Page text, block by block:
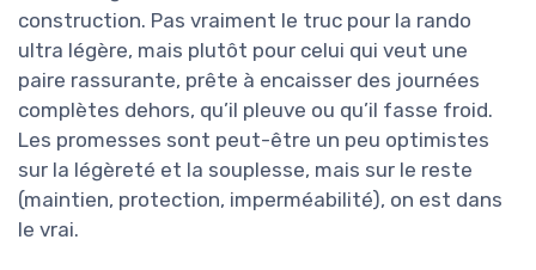
construction. Pas vraiment le truc pour la rando
ultra légère, mais plutôt pour celui qui veut une
paire rassurante, prête à encaisser des journées
complètes dehors, qu’il pleuve ou qu’il fasse froid.
Les promesses sont peut-être un peu optimistes
sur la légèreté et la souplesse, mais sur le reste
(maintien, protection, imperméabilité), on est dans
le vrai.